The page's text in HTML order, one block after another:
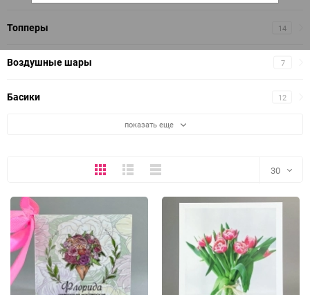
14
Топперы
7
Воздушные шары
12
Басики
показать еще
ПлиткаПодробноКомпактно 30
60
90